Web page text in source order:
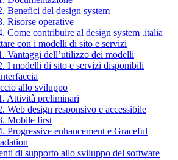
Benefici del design system
Risorse operative
Come contribuire al design system .italia
con i modelli di sito e servizi
Vantaggi dell’utilizzo dei modelli
I modelli di sito e servizi disponibili
allo sviluppo
Attività preliminari
Web design responsivo e accessibile
Mobile first
Progressive enhancement e Graceful
di supporto allo sviluppo del software